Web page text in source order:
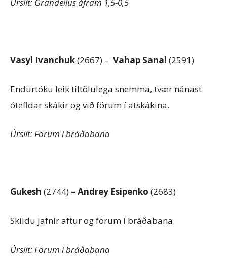
Úrslit: Grandelius áfram 1,5-0,5
Vasyl Ivanchuk(2667) – Vahap Sanal (2591)
Endurtóku leik tiltölulega snemma, tvær nánast
ótefldar skákir og við förum í atskákina.
Úrslit: Förum í bráðabana
Gukesh (2744) – Andrey Esipenko (2683)
Skildu jafnir aftur og förum í bráðabana.
Úrslit: Förum í bráðabana